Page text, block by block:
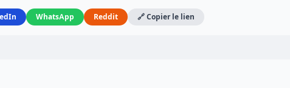
WhatsApp Reddit 🔗 Copier le lien